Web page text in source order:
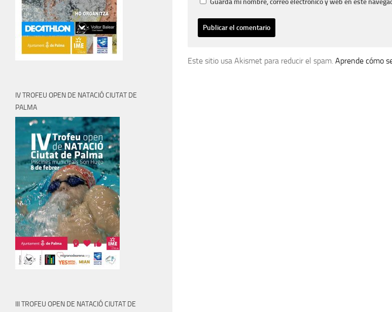
Guarda mi nombre, correo electrónico y web en este
Este sitio usa Akismet para reducir el spam. Aprende cómo
IV TROFEU OPEN DE NATACIÓ CIUTAT DE
PALMA
III TROFEU OPEN DE NATACIÓ CIUTAT DE